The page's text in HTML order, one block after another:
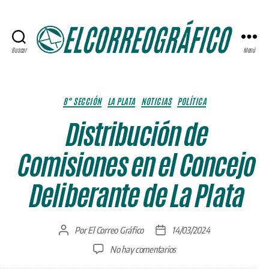
Buscar Menú
Categorías
8° SECCIÓN LA PLATA NOTICIAS POLÍTICA
Distribución de
Comisiones en el Concejo
Deliberante de La Plata
AutorPorEl Correo Gráfico
Fecha14/03/2024
No hay comentariosen